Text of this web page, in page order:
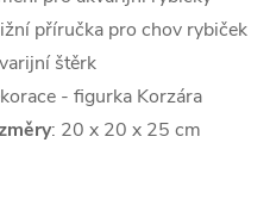
příručka pro chov rybiček
štěrk
- figurka Korzára
: 20 x 20 x 25 cm